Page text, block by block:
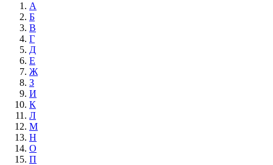
А
Б
В
Г
Д
Е
Ж
З
И
К
Л
М
Н
О
П